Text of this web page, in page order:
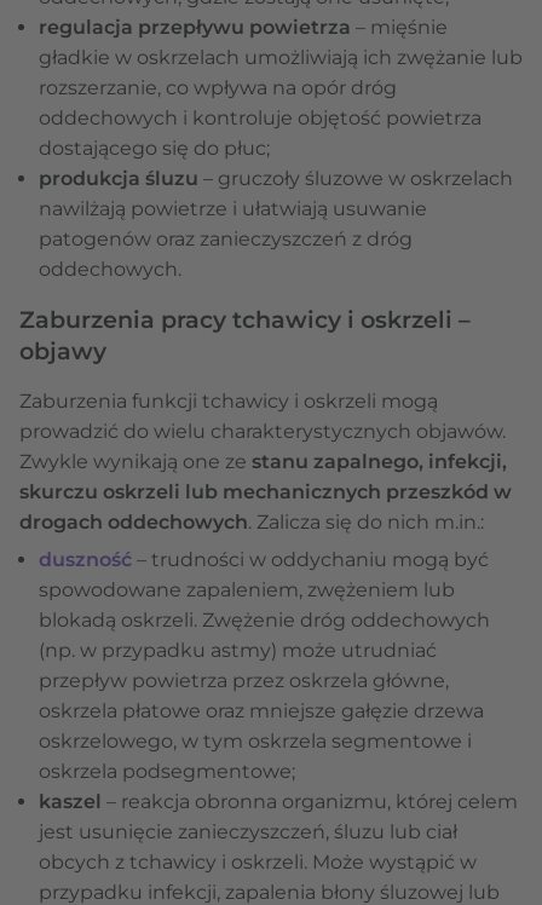
regulacja przepływu powietrza – mięśnie
gładkie w oskrzelach umożliwiają ich zwężanie lub
rozszerzanie, co wpływa na opór dróg
oddechowych i kontroluje objętość powietrza
dostającego się do płuc;
produkcja śluzu – gruczoły śluzowe w oskrzelach
nawilżają powietrze i ułatwiają usuwanie
patogenów oraz zanieczyszczeń z dróg
oddechowych.
Zaburzenia pracy tchawicy i oskrzeli –
objawy
Zaburzenia funkcji tchawicy i oskrzeli mogą
prowadzić do wielu charakterystycznych objawów.
Zwykle wynikają one ze stanu zapalnego, infekcji,
skurczu oskrzeli lub mechanicznych przeszkód w
drogach oddechowych. Zalicza się do nich m.in.:
duszność – trudności w oddychaniu mogą być
spowodowane zapaleniem, zwężeniem lub
blokadą oskrzeli. Zwężenie dróg oddechowych
(np. w przypadku astmy) może utrudniać
przepływ powietrza przez oskrzela główne,
oskrzela płatowe oraz mniejsze gałęzie drzewa
oskrzelowego, w tym oskrzela segmentowe i
oskrzela podsegmentowe;
kaszel – reakcja obronna organizmu, której celem
jest usunięcie zanieczyszczeń, śluzu lub ciał
obcych z tchawicy i oskrzeli. Może wystąpić w
przypadku infekcji, zapalenia błony śluzowej lub